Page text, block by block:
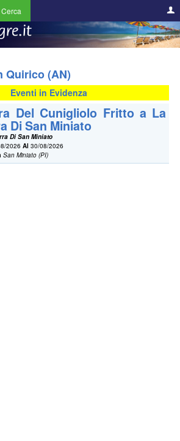
Cerca
Quirico (AN)
Eventi in Evidenza
Del Cunigliolo Fritto a La
Di San Miniato
Di San Miniato
2026Al 30/08/2026
San Miniato (PI)